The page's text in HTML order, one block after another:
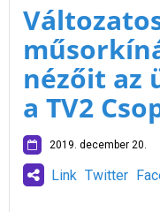
nézőit az
a TV2
2019. december 20.
Link Twitter